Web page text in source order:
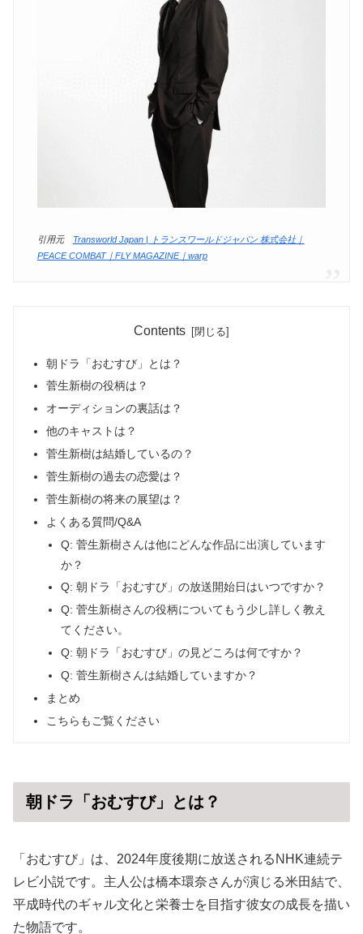
引用元
Transworld Japan | トランスワールドジャパン 株式会社｜
PEACE COMBAT｜FLY MAGAZINE｜warp
Contents
朝ドラ「おむすび」とは？
菅生新樹の役柄は？
オーディションの裏話は？
他のキャストは？
菅生新樹は結婚しているの？
菅生新樹の過去の恋愛は？
菅生新樹の将来の展望は？
よくある質問/Q&A
Q: 菅生新樹さんは他にどんな作品に出演しています
か？
Q: 朝ドラ「おむすび」の放送開始日はいつですか？
Q: 菅生新樹さんの役柄についてもう少し詳しく教え
てください。
Q: 朝ドラ「おむすび」の見どころは何ですか？
Q: 菅生新樹さんは結婚していますか？
まとめ
こちらもご覧ください
朝ドラ「おむすび」とは？
「おむすび」は、2024年度後期に放送されるNHK連続テ
レビ小説です。主人公は橋本環奈さんが演じる米田結で、
平成時代のギャル文化と栄養士を目指す彼女の成長を描い
た物語です。